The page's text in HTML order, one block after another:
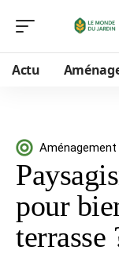
Actu
pour
terrasse